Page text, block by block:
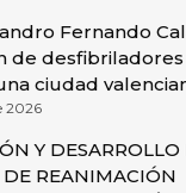
Fernando
de
ciudad
2026
Y DESARROLLO
DE REANIMACIÓN